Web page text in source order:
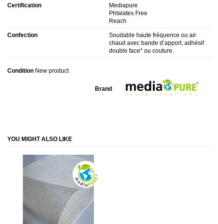
Certification
Mediapure
Phtalates Free
Reach
Confection
Soudable haute fréquence ou air
chaud avec bande d’apport, adhésif
double face* ou couture.
Brand
Condition New product
YOU MIGHT ALSO LIKE